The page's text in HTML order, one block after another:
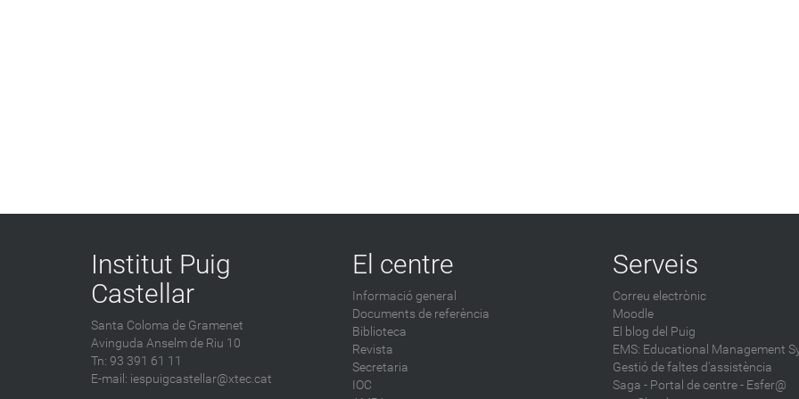
Institut Puig
Castellar
Santa Coloma de Gramenet
Avinguda Anselm de Riu 10
Tn: 93 391 61 11
E-mail: iespuigcastellar@xtec.cat
El centre
Informació general
Documents de referència
Biblioteca
Revista
Secretaria
IOC
Serveis
Correu electrònic
Moodle
El blog del Puig
EMS: Educational Management
Gestió de faltes d'assistència
Saga - Portal de centre - Esfer@